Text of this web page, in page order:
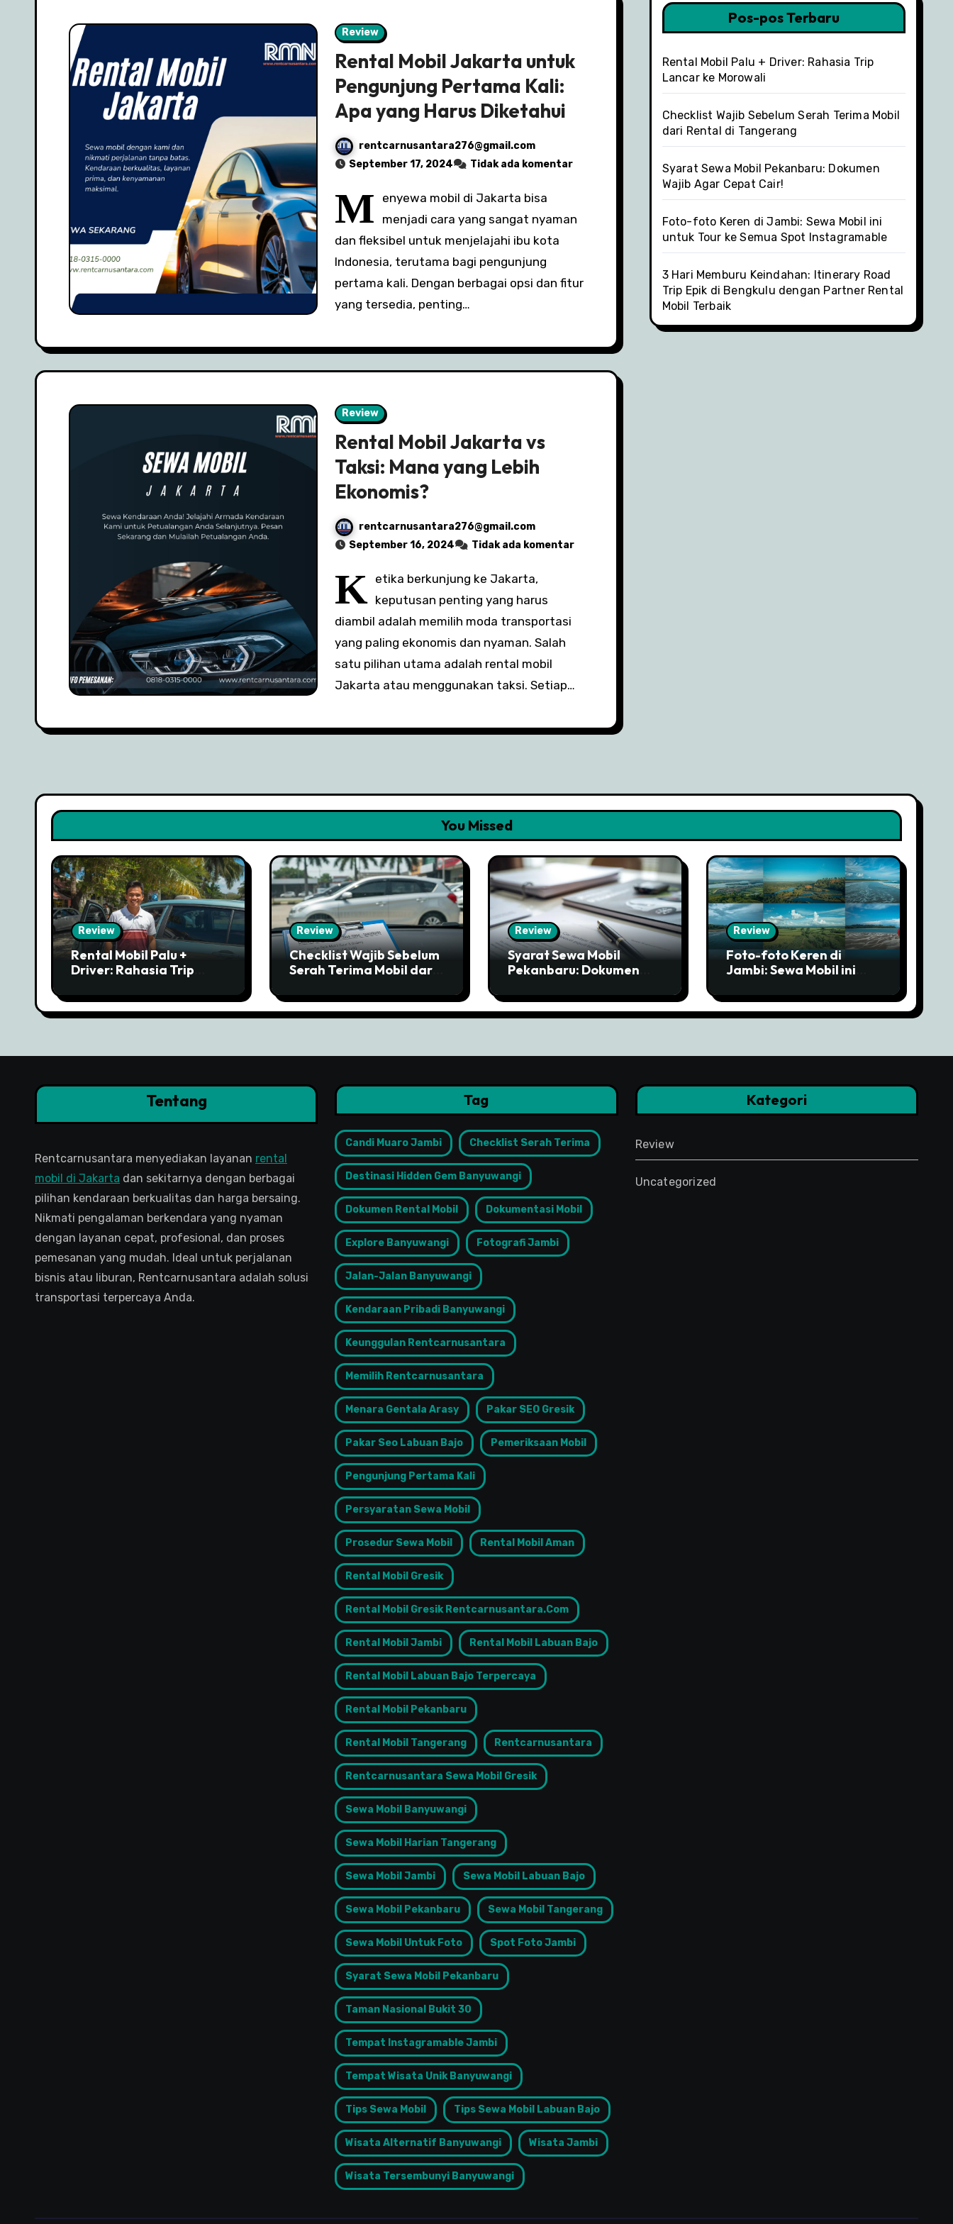
Review
Rental Mobil Jakarta untuk
Pengunjung Pertama Kali:
Apa yang Harus Diketahui
rentcarnusantara276@gmail.com
September 17, 2024
Tidak ada komentar
M
enyewa mobil di Jakarta bisa
menjadi cara yang sangat nyaman
dan fleksibel untuk menjelajahi ibu kota
Indonesia, terutama bagi pengunjung
pertama kali. Dengan berbagai opsi dan fitur
yang tersedia, penting…
Review
Rental Mobil Jakarta vs
Taksi: Mana yang Lebih
Ekonomis?
rentcarnusantara276@gmail.com
September 16, 2024
Tidak ada komentar
K etika berkunjung ke Jakarta,
keputusan penting yang harus
diambil adalah memilih moda transportasi
yang paling ekonomis dan nyaman. Salah
satu pilihan utama adalah rental mobil
Jakarta atau menggunakan taksi. Setiap…
Pos-pos Terbaru
Rental Mobil Palu + Driver: Rahasia Trip
Lancar ke Morowali
Checklist Wajib Sebelum Serah Terima Mobil
dari Rental di Tangerang
Syarat Sewa Mobil Pekanbaru: Dokumen
Wajib Agar Cepat Cair!
Foto-foto Keren di Jambi: Sewa Mobil ini
untuk Tour ke Semua Spot Instagramable
3 Hari Memburu Keindahan: Itinerary Road
Trip Epik di Bengkulu dengan Partner Rental
Mobil Terbaik
You Missed
Review
Rental Mobil Palu +
Driver: Rahasia Trip
Review
Checklist Wajib Sebelum
Serah Terima Mobil dari
Review
Syarat Sewa Mobil
Pekanbaru: Dokumen
Review
Foto-foto Keren di
Jambi: Sewa Mobil ini
Spot Instagramable
Tentang
Rentcarnusantara menyediakan layanan rental
mobil di Jakarta dan sekitarnya dengan berbagai
pilihan kendaraan berkualitas dan harga bersaing.
Nikmati pengalaman berkendara yang nyaman
dengan layanan cepat, profesional, dan proses
pemesanan yang mudah. Ideal untuk perjalanan
bisnis atau liburan, Rentcarnusantara adalah solusi
transportasi terpercaya Anda.
Tag
Candi Muaro Jambi Checklist Serah Terima
Destinasi Hidden Gem Banyuwangi
Dokumen Rental Mobil Dokumentasi Mobil
Explore Banyuwangi Fotografi Jambi
Jalan-Jalan Banyuwangi
Kendaraan Pribadi Banyuwangi
Keunggulan Rentcarnusantara
Memilih Rentcarnusantara
Menara Gentala Arasy Pakar SEO Gresik
Pakar Seo Labuan Bajo Pemeriksaan Mobil
Pengunjung Pertama Kali
Persyaratan Sewa Mobil
Prosedur Sewa Mobil Rental Mobil Aman
Rental Mobil Gresik
Rental Mobil Gresik Rentcarnusantara.com
Rental Mobil Jambi Rental Mobil Labuan Bajo
Rental Mobil Labuan Bajo Terpercaya
Rental Mobil Pekanbaru
Rental Mobil Tangerang Rentcarnusantara
Rentcarnusantara Sewa Mobil Gresik
Sewa Mobil Banyuwangi
Sewa Mobil Harian Tangerang
Sewa Mobil Jambi Sewa Mobil Labuan Bajo
Sewa Mobil Pekanbaru Sewa Mobil Tangerang
Sewa Mobil Untuk Foto Spot Foto Jambi
Syarat Sewa Mobil Pekanbaru
Taman Nasional Bukit 30
Tempat Instagramable Jambi
Tempat Wisata Unik Banyuwangi
Tips Sewa Mobil Tips Sewa Mobil Labuan Bajo
Wisata Alternatif Banyuwangi Wisata Jambi
Wisata Tersembunyi Banyuwangi
Kategori
Review
Uncategorized